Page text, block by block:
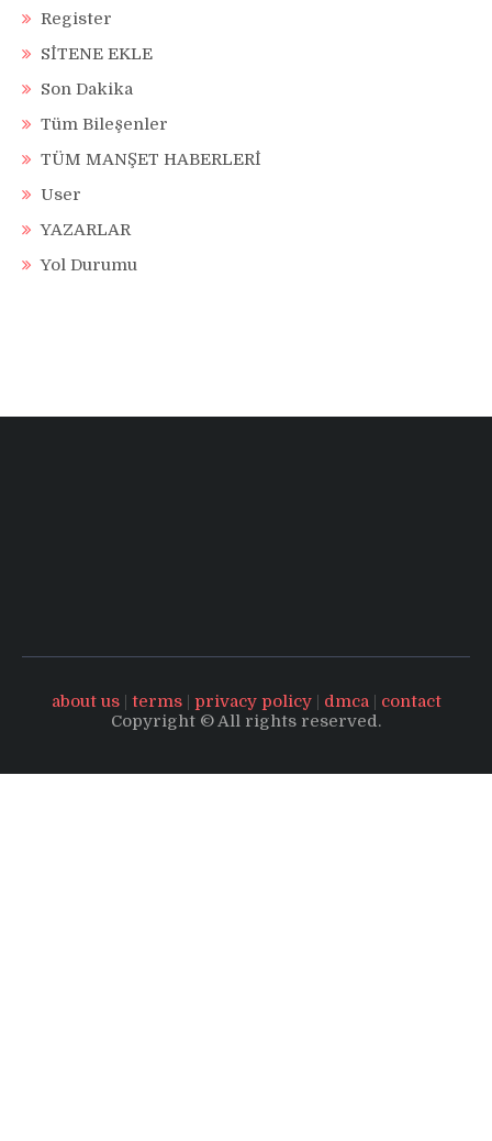
Register
SİTENE EKLE
Son Dakika
Tüm Bileşenler
TÜM MANŞET HABERLERİ
User
YAZARLAR
Yol Durumu
about us| terms| privacy policy| dmca| contact
Copyright © All rights reserved.